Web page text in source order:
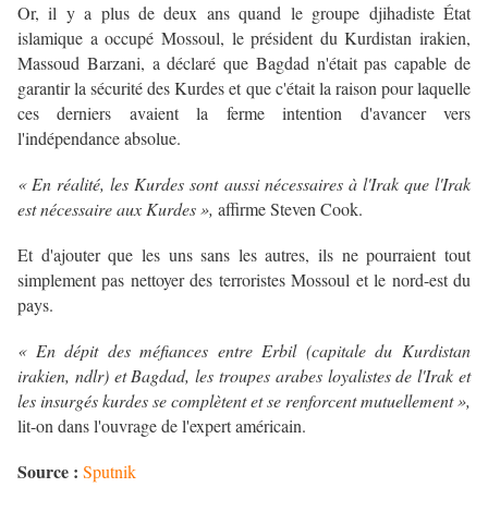
Or, il y a plus de deux ans quand le groupe djihadiste État
islamique a occupé Mossoul, le président du Kurdistan irakien,
Massoud Barzani, a déclaré que Bagdad n'était pas capable de
garantir la sécurité des Kurdes et que c'était la raison pour laquelle
ces derniers avaient la ferme intention d'avancer vers
l'indépendance absolue.
« En réalité, les Kurdes sont aussi nécessaires à l'Irak que l'Irak
est nécessaire aux Kurdes », affirme Steven Cook.
Et d'ajouter que les uns sans les autres, ils ne pourraient tout
simplement pas nettoyer des terroristes Mossoul et le nord-est du
pays.
« En dépit des méfiances entre Erbil (capitale du Kurdistan
irakien, ndlr) et Bagdad, les troupes arabes loyalistes de l'Irak et
les insurgés kurdes se complètent et se renforcent mutuellement »,
lit-on dans l'ouvrage de l'expert américain.
Source : Sputnik